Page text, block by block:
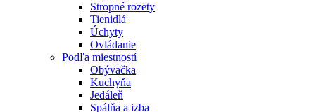
Stropné rozety
Tienidlá
Úchyty
Ovládanie
Podľa miestností
Obývačka
Kuchyňa
Jedáleň
Spálňa a izba